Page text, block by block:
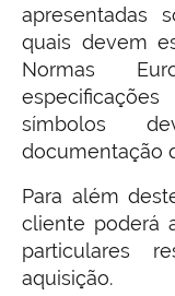
apresentadas
quais devem
Normas
símbolos
documentação
Para além
cliente poderá
particulares
aquisição.